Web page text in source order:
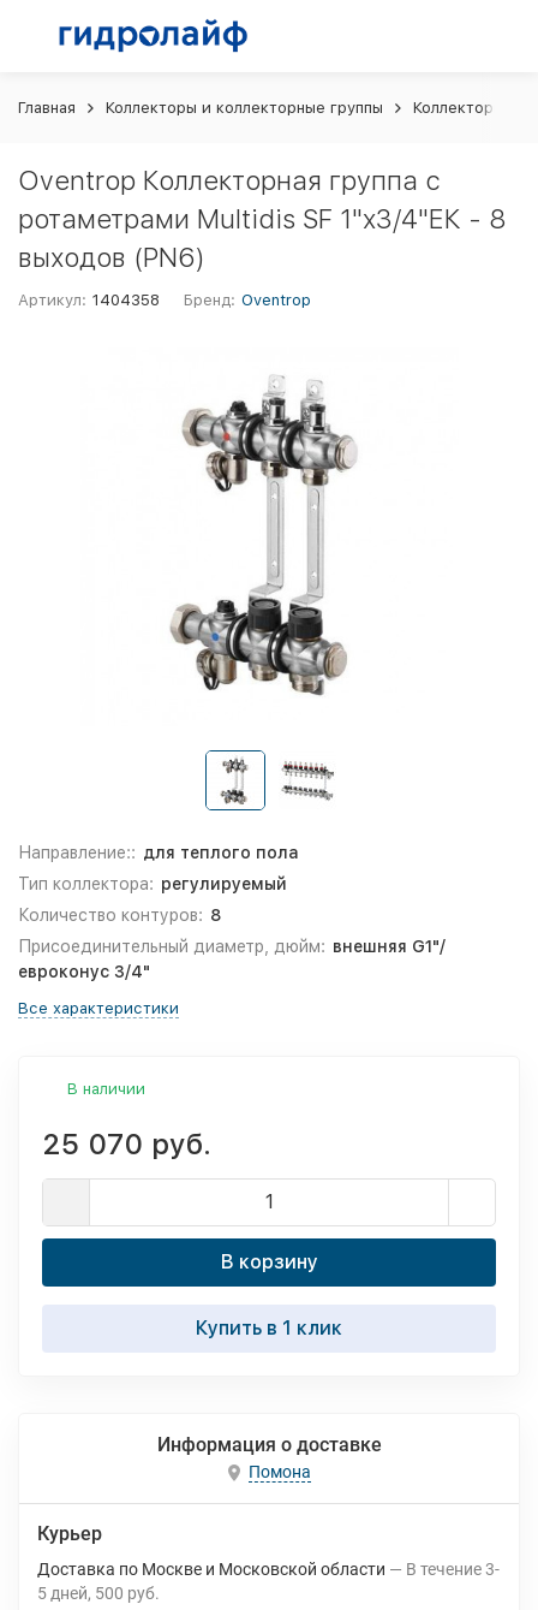
Главная Коллекторы и коллекторные группы Коллекторные
Oventrop Коллекторная группа с
ротаметрами Multidis SF 1"x3/4"ЕК - 8
выходов (PN6)
Артикул: 1404358 Бренд: Oventrop
Направление:: для теплого пола
Тип коллектора: регулируемый
Количество контуров: 8
Присоединительный диаметр, дюйм: внешняя G1"/
евроконус 3/4"
Все характеристики
В наличии
25 070 руб.
В корзину
Купить в 1 клик
Информация о доставке
Помона
Курьер
Доставка по Москве и Московской области В течение3-
5 дней 500 руб.